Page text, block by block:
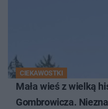
CIEKAWOSTKI
Mała wieś z wielką
Gombrowicza.